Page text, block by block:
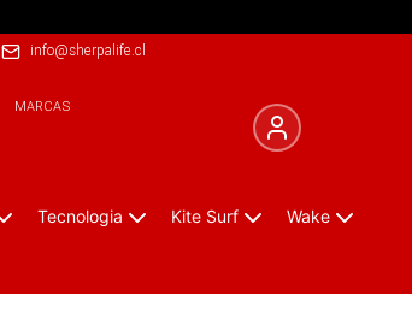
info@sherpalife.cl
MARCAS
Tecnologia Kite Surf Wake